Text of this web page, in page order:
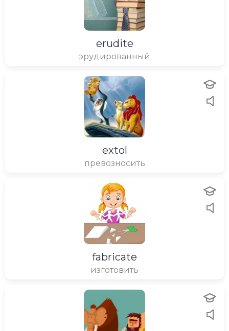
erudite
эрудированный
extol
превозносить
fabricate
изготовить